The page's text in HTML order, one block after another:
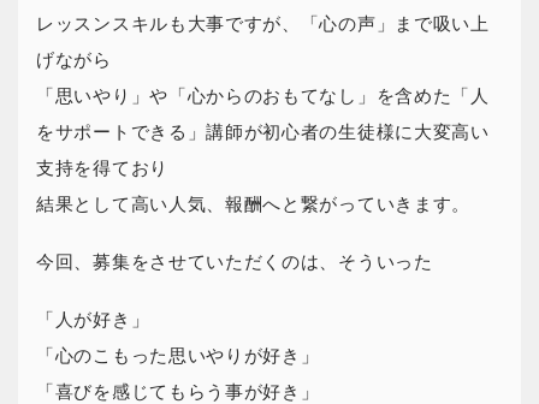
レッスンスキルも大事ですが、「心の声」まで吸い上
げながら
「思いやり」や「心からのおもてなし」を含めた「人
をサポートできる」講師が初心者の生徒様に大変高い
支持を得ており
結果として高い人気、報酬へと繋がっていきます。
今回、募集をさせていただくのは、そういった
「人が好き」
「心のこもった思いやりが好き」
「喜びを感じてもらう事が好き」